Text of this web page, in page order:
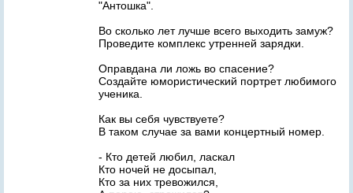
"Антошка".
Во сколько лет лучше всего выходить замуж?
Проведите комплекс утренней зарядки.
Оправдана ли ложь во спасение?
Создайте юмористический портрет любимого
ученика.
Как вы себя чувствуете?
В таком случае за вами концертный номер.
- Кто детей любил, ласкал
Кто ночей не досыпал,
Кто за них тревожился,